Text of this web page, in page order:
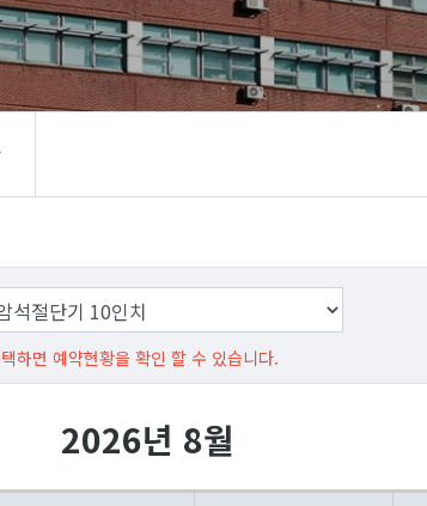
하면 예약현황을 확인 할 수 있습니다.
2026년 8월